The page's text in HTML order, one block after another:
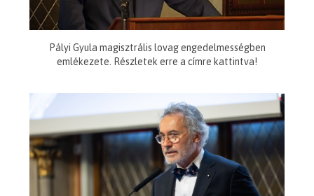
Pályi Gyula magisztrális lovag engedelmességben
emlékezete. Részletek erre a címre kattintva!